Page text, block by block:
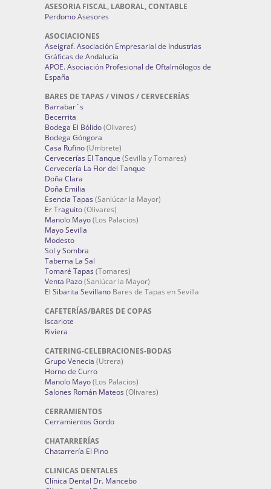
ASESORIA FISCAL, LABORAL, CONTABLE
Perdomo Asesores
ASOCIACIONES
Aseigraf. Asociación Empresarial de Industrias
Gráficas de Andalucía
APOE. Asociación Profesional de Oftalmólogos de
España
BARES DE TAPAS / VINOS / CERVECERÍAS
Barrabar´s
Becerrita
Bodega El Bólido(Olivares)
Bodega Góngora
Casa Rufino(Umbrete)
Cervecerías El Tanque (Sevilla y Tomares)
Cervecería La Flor del Tanque
Doña Clara
Doña Emilia
Esencia Tapas (Sanlúcar la Mayor)
Er Traguito(Olivares)
Manolo Mayo(Los Palacios)
Mayo Sevilla
Modesto
Sol y Sombra
Taberna La Sal
Tomaré Tapas (Tomares)
Venta Pazo(Sanlúcar la Mayor)
El Sibarita Sevillano Bares de Tapas en Sevilla
CAFETERÍAS/BARES DE COPAS
Iscariote
Riviera
CATERING-CELEBRACIONES-BODAS
Grupo Venecia (Utrera)
Horno de Curro
Manolo Mayo(Los Palacios)
Salones Román Mateos (Olivares)
CERRAMIENTOS
Cerramientos Gordo
CHATARRERÍAS
Chatarrería El Pino
CLINICAS DENTALES
Clínica Dental Dr. Mancebo